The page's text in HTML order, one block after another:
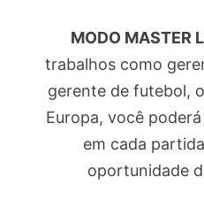
MODO MASTER
trabalhos como
gerente de futebol,
Europa, você
em cada
oportunidade